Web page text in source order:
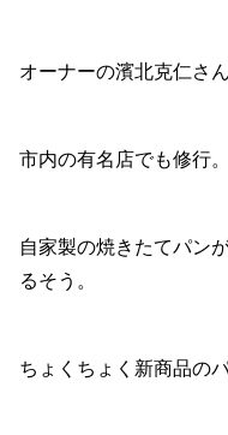
オーナーの濱北克仁さ
市内の有名店でも修行。
自家製の焼きたてパン
るそう。
ちょくちょく新商品の